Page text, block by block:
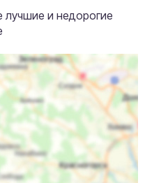
и недорогие